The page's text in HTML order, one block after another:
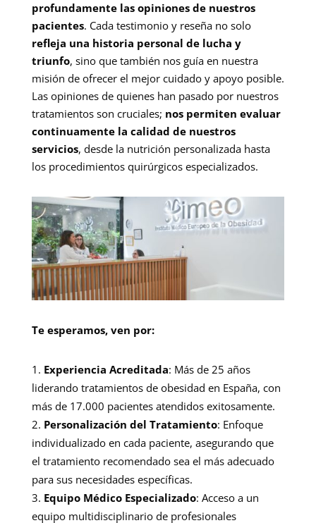
profundamente las opiniones de nuestros
pacientes. Cada testimonio y reseña no solo
refleja una historia personal de lucha y
triunfo, sino que también nos guía en nuestra
misión de ofrecer el mejor cuidado y apoyo posible.
Las opiniones de quienes han pasado por nuestros
tratamientos son cruciales; nos permiten evaluar
continuamente la calidad de nuestros
servicios, desde la nutrición personalizada hasta
los procedimientos quirúrgicos especializados.
Te esperamos, ven por:
Experiencia Acreditada: Más de 25 años
liderando tratamientos de obesidad en España, con
más de 17.000 pacientes atendidos exitosamente.
Personalización del Tratamiento: Enfoque
individualizado en cada paciente, asegurando que
el tratamiento recomendado sea el más adecuado
para sus necesidades específicas.
Equipo Médico Especializado: Acceso a un
equipo multidisciplinario de profesionales